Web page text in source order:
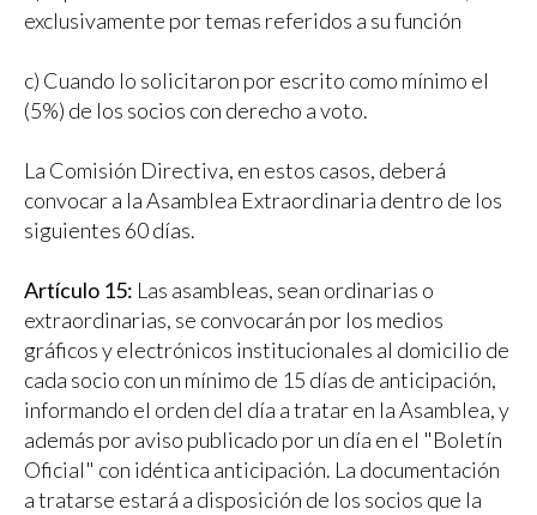
exclusivamente por temas referidos a su función
c) Cuando lo solicitaron por escrito como mínimo el
(5%) de los socios con derecho a voto.
La Comisión Directiva, en estos casos, deberá
convocar a la Asamblea Extraordinaria dentro de los
siguientes 60 días.
Artículo 15: Las asambleas, sean ordinarias o
extraordinarias, se convocarán por los medios
gráficos y electrónicos institucionales al domicilio de
cada socio con un mínimo de 15 días de anticipación,
informando el orden del día a tratar en la Asamblea, y
además por aviso publicado por un día en el "Boletín
Oficial" con idéntica anticipación. La documentación
a tratarse estará a disposición de los socios que la